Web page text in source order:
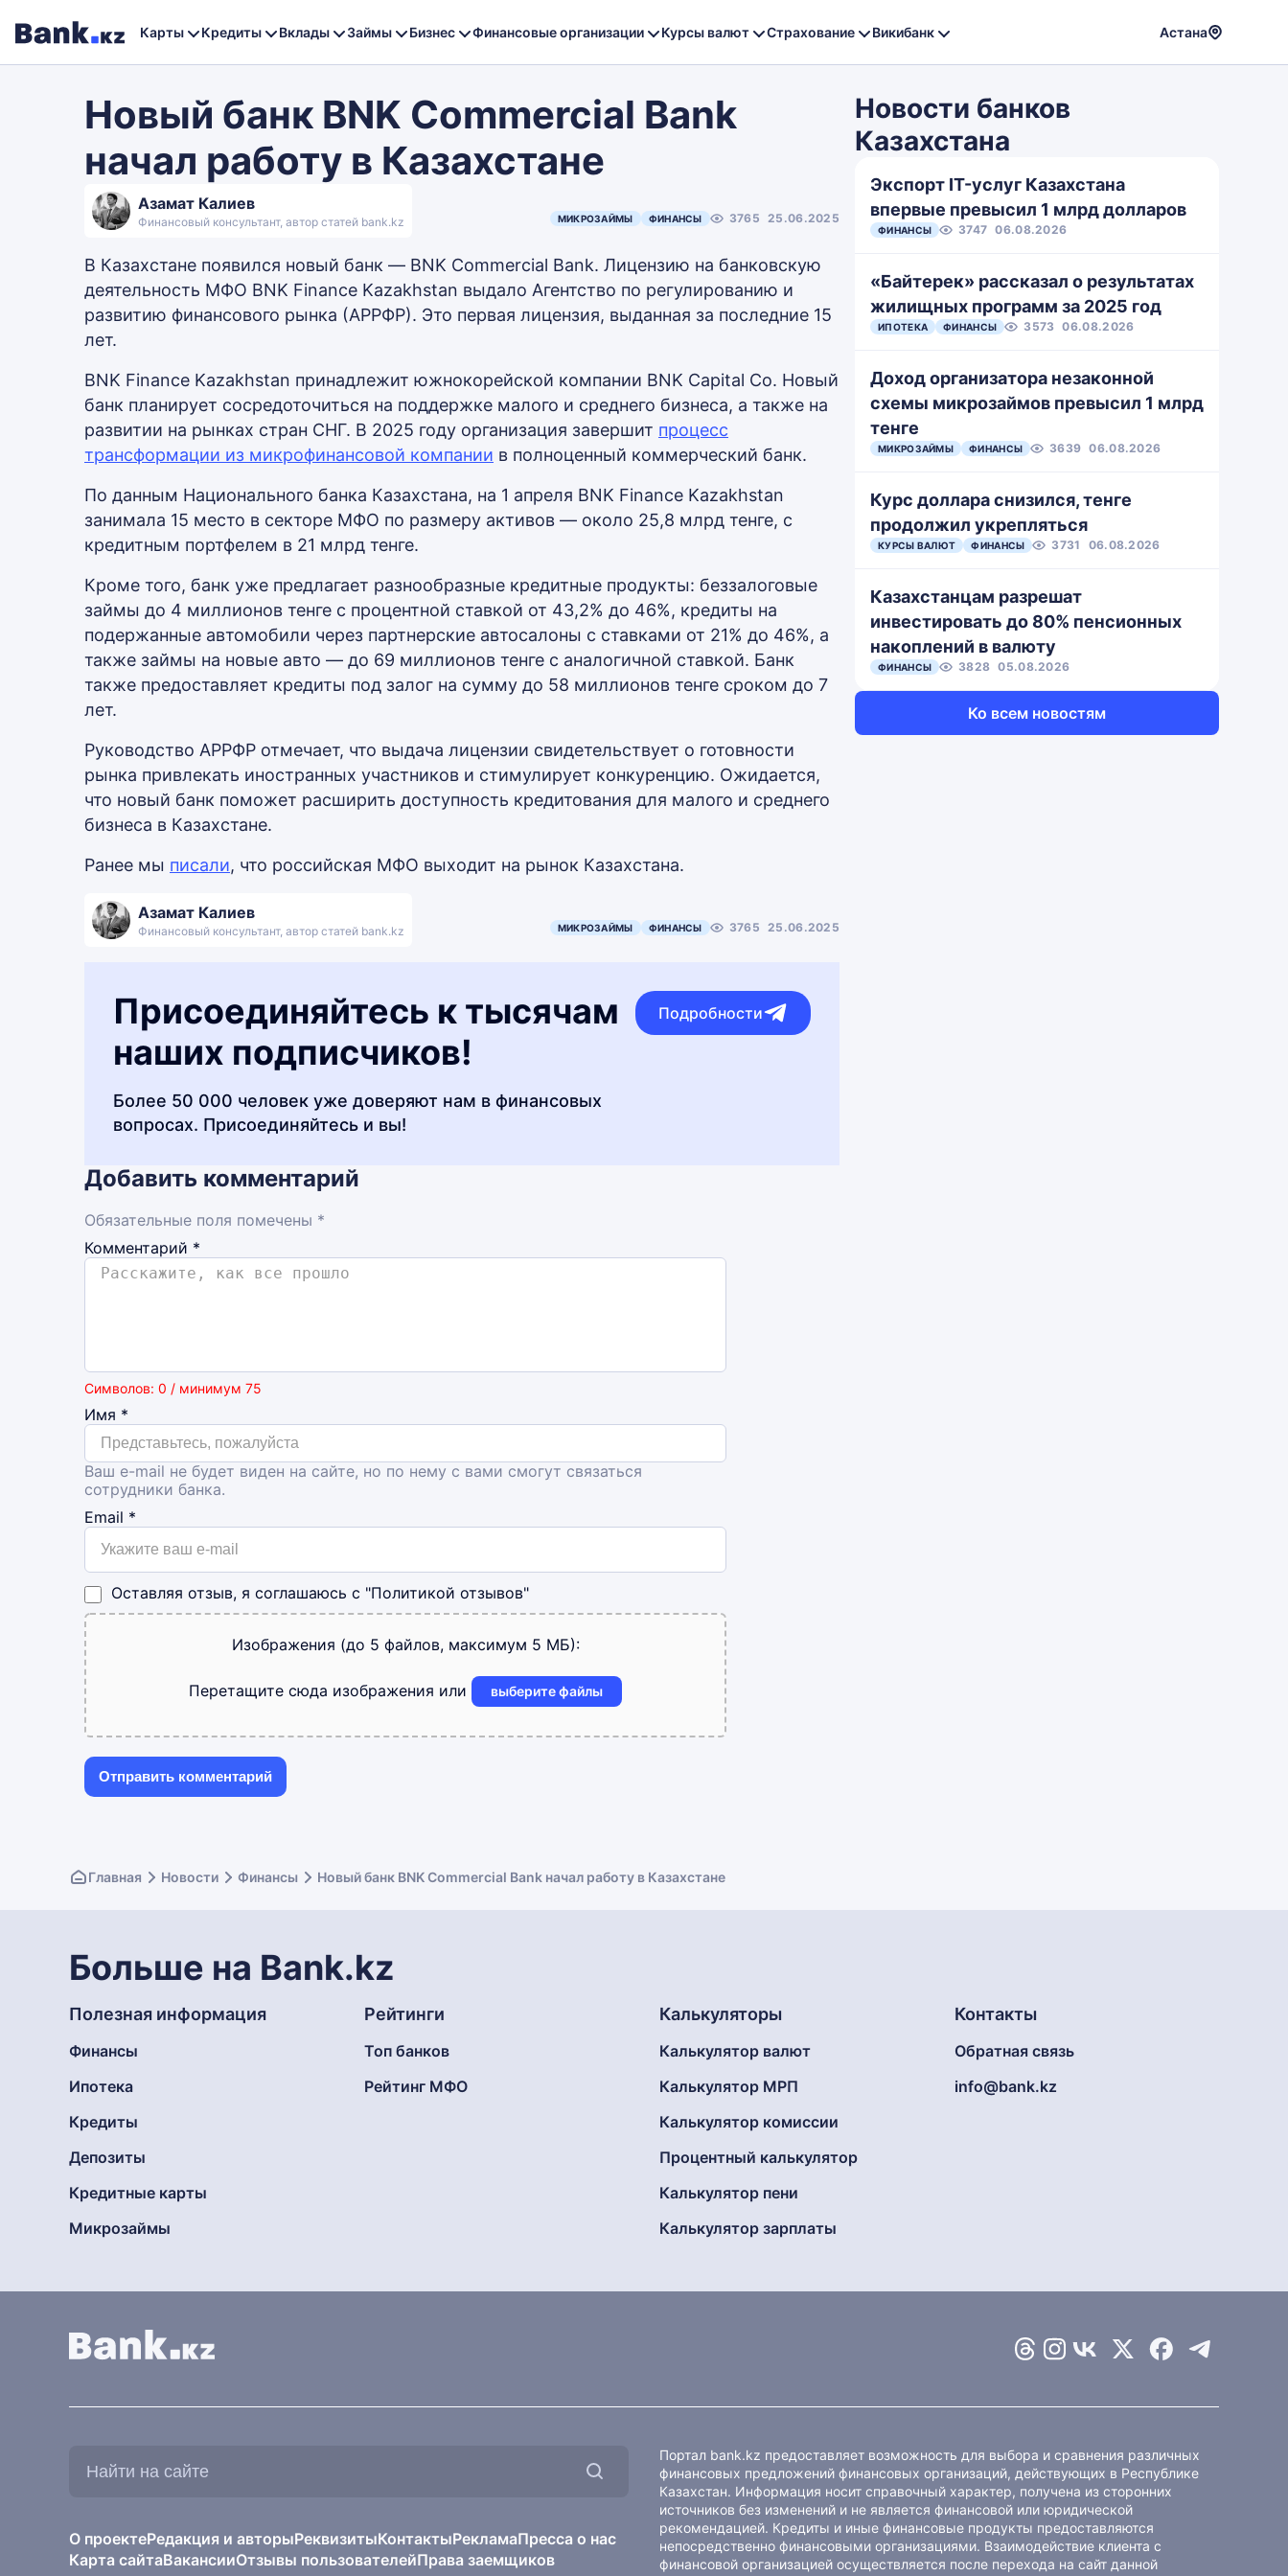
Карты Кредиты Вклады Займы Бизнес Финансовые организации Курсы валют Страхование Викибанк Астана
Новый банк BNK Commercial Bank
начал работу в Казахстане
Азамат Калиев
Финансовый консультант, автор статей bank.kz МИКРОЗАЙМЫ ФИНАНСЫ 3765 25.06.2025
В Казахстане появился новый банк — BNK Commercial Bank. Лицензию на банковскую
деятельность МФО BNK Finance Kazakhstan выдало Агентство по регулированию и
развитию финансового рынка (АРРФР). Это первая лицензия, выданная за последние 15
лет.
BNK Finance Kazakhstan принадлежит южнокорейской компании BNK Capital Co. Новый
банк планирует сосредоточиться на поддержке малого и среднего бизнеса, а также на
развитии на рынках стран СНГ. В 2025 году организация завершит процесс
трансформации из микрофинансовой компании в полноценный коммерческий банк.
По данным Национального банка Казахстана, на 1 апреля BNK Finance Kazakhstan
занимала 15 место в секторе МФО по размеру активов — около 25,8 млрд тенге, с
кредитным портфелем в 21 млрд тенге.
Кроме того, банк уже предлагает разнообразные кредитные продукты: беззалоговые
займы до 4 миллионов тенге с процентной ставкой от 43,2% до 46%, кредиты на
подержанные автомобили через партнерские автосалоны с ставками от 21% до 46%, а
также займы на новые авто — до 69 миллионов тенге с аналогичной ставкой. Банк
также предоставляет кредиты под залог на сумму до 58 миллионов тенге сроком до 7
лет.
Руководство АРРФР отмечает, что выдача лицензии свидетельствует о готовности
рынка привлекать иностранных участников и стимулирует конкуренцию. Ожидается,
что новый банк поможет расширить доступность кредитования для малого и среднего
бизнеса в Казахстане.
Ранее мы писали, что российская МФО выходит на рынок Казахстана.
Азамат Калиев
Финансовый консультант, автор статей bank.kz МИКРОЗАЙМЫ ФИНАНСЫ 3765 25.06.2025
Присоединяйтесь к тысячам
наших подписчиков!
Более 50 000 человек уже доверяют нам в финансовых
вопросах. Присоединяйтесь и вы!
Подробности
Добавить комментарий
Обязательные поля помечены *
Комментарий *
Символов: 0 / минимум 75
Имя *
Ваш e-mail не будет виден на сайте, но по нему с вами смогут связаться
сотрудники банка.
Email *
Оставляя отзыв, я соглашаюсь с "Политикой отзывов"
Изображения (до 5 файлов, максимум 5 МБ):
Перетащите сюда изображения или выберите файлы
Новости банков
Казахстана
Экспорт IT-услуг Казахстана
впервые превысил 1 млрд долларов
ФИНАНСЫ 3747 06.08.2026
«Байтерек» рассказал о результатах
жилищных программ за 2025 год
ИПОТЕКА ФИНАНСЫ 3573 06.08.2026
Доход организатора незаконной
схемы микрозаймов превысил 1 млрд
тенге
МИКРОЗАЙМЫ ФИНАНСЫ 3639 06.08.2026
Курс доллара снизился, тенге
продолжил укрепляться
КУРСЫ ВАЛЮТ ФИНАНСЫ 3731 06.08.2026
Казахстанцам разрешат
инвестировать до 80% пенсионных
накоплений в валюту
ФИНАНСЫ 3828 05.08.2026
Ко всем новостям
Главная Новости Финансы Новый банк BNK Commercial Bank начал работу в Казахстане
Больше на Bank.kz
Полезная информация
Финансы
Ипотека
Кредиты
Депозиты
Кредитные карты
Микрозаймы
Рейтинги
Топ банков
Рейтинг МФО
Калькуляторы
Калькулятор валют
Калькулятор МРП
Калькулятор комиссии
Процентный калькулятор
Калькулятор пени
Калькулятор зарплаты
Контакты
Обратная связь
info@bank.kz
О проектеРедакция и авторыРеквизитыКонтактыРекламаПресса о нас
Карта сайтаВакансииОтзывы пользователейПрава заемщиков
Портал bank.kz предоставляет возможность для выбора и сравнения различных
финансовых предложений финансовых организаций, действующих в Республике
Казахстан. Информация носит справочный характер, получена из сторонних
источников без изменений и не является финансовой или юридической
рекомендацией. Кредиты и иные финансовые продукты предоставляются
непосредственно финансовыми организациями. Взаимодействие клиента с
финансовой организацией осуществляется после перехода на сайт данной